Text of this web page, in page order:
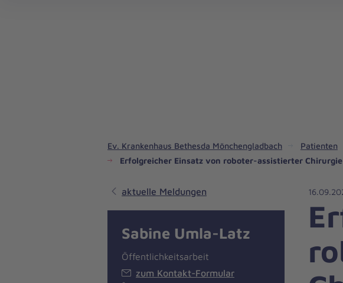
Ev. Krankenhaus Bethesda Mönchengladbach Patienten
Erfolgreicher Einsatz von roboter-assistierter
aktuelle Meldungen
Sabine Umla-Latz
Öffentlichkeitsarbeit
zum Kontakt-Formular